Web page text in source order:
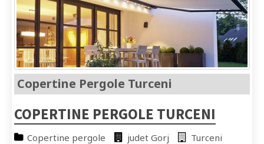
Copertine Pergole Turceni
COPERTINE PERGOLE TURCENI
Copertine pergole judet Gorj Turceni